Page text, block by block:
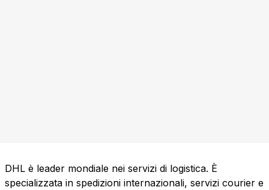
DHL è leader mondiale nei servizi di logistica. È
specializzata in spedizioni internazionali, servizi courier e